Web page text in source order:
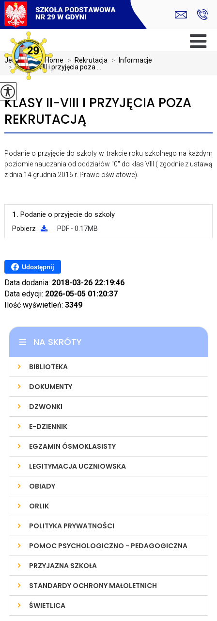
Jesteś tutaj:Home > Rekrutacja >
Informacje
> Klasy II-VIII i przyjęcia poza ...
KLASY II-VIII I PRZYJĘCIA POZA
REKRUTACJĄ
Podanie o przyjęcie do szkoły w trakcie roku szkolnego na każdym
poziomie nauczania od oddziałów "0" do klas VIII ( zgodnie z ustawą
z dnia 14 grudnia 2016 r. Prawo oświatowe).
1. Podanie o przyjecie do szkoly
Pobierz PDF - 0.17MB
Udostępnij
Data dodania: 2018-03-26 22:19:46
Data edycji: 2026-05-05 01:20:37
Ilość wyświetleń: 3349
NA SKRÓTY
BIBLIOTEKA
DOKUMENTY
DZWONKI
E-DZIENNIK
EGZAMIN ÓSMOKLASISTY
LEGITYMACJA UCZNIOWSKA
OBIADY
ORLIK
POLITYKA PRYWATNOŚCI
POMOC PSYCHOLOGICZNO - PEDAGOGICZNA
PRZYJAZNA SZKOŁA
STANDARDY OCHRONY MAŁOLETNICH
ŚWIETLICA